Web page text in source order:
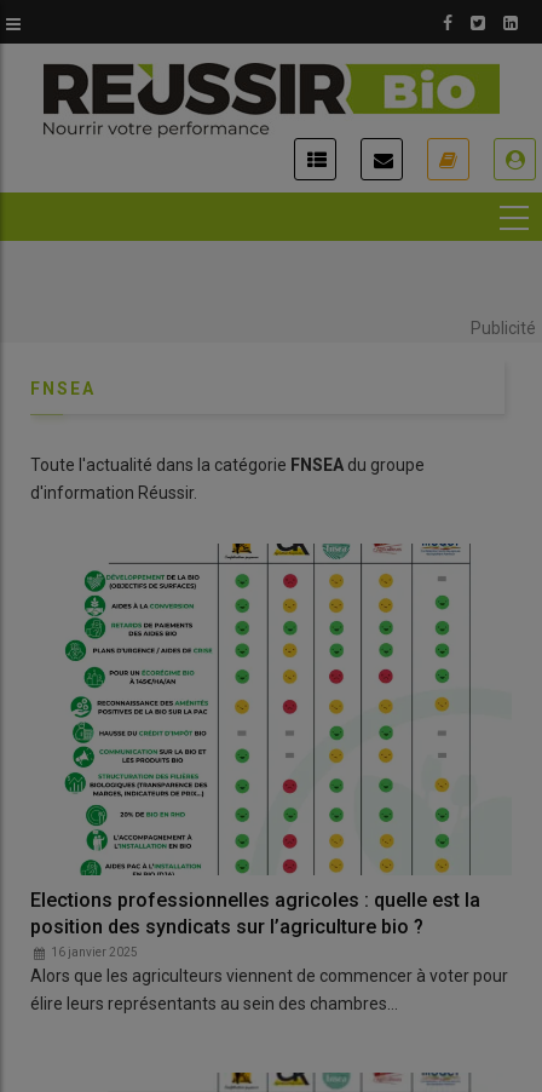
au
contenu
principal
Publicité
FNSEA
Toute l'actualité dans la catégorie FNSEA du groupe
d'information Réussir.
Elections professionnelles agricoles : quelle est la
position des syndicats sur l’agriculture bio ?
16 janvier 2025
Alors que les agriculteurs viennent de commencer à voter pour
élire leurs représentants au sein des chambres…